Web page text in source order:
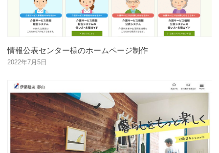
情報公表センター様のホームページ制作
2022年7月5日